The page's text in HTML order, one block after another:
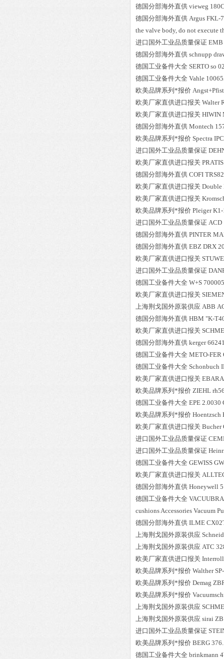
德国分部海外直供 vieweg
德国分部海外直供 Argus FKL-
the valve body, do not execute
进口国外工业品质量保证 EMB
德国分部海外直供 schnupp
德国工业备件大全 SERTO so
德国工业备件大全 Vahle
欧美品牌系列*报价
欧美厂家直供进口报关 Walter
欧美厂家直供进口报关 HIWIN
德国分部海外直供 Montech
欧美品牌系列*报价 Spectra
进口国外工业品质量保证
欧美厂家直供进口报关
德国分部海外直供 COFI
欧美厂家直供进口报关 Double
欧美厂家直供进口报关
欧美品牌系列*报价 Pleiger
进口国外工业品质量保证 ACD
德国分部海外直供 PINTER
德国分部海外直供 EBZ DRX
欧美厂家直供进口报关 STUWE
进口国外工业品质量保证
德国工业备件大全 W+S 700005
欧美厂家直供进口报关
上海荆戈国外原装供应 ABB
德国分部海外直供 HBM "K-
欧美厂家直供进口报关
德国分部海外直供 kerger
德国工业备件大全 METO-FER
德国工业备件大全 Schonbuch
欧美厂家直供进口报关 EBARA
欧美品牌系列*报价 ZIEHL
德国工业备件大全 EPE 2.0030
欧美品牌系列*报价 Hoentzsch
欧美厂家直供进口报关 Bucher
进口国外工业品质量保证
进口国外工业品质量保证
德国工业备件大全 GEWISS
欧美厂家直供进口报关
德国分部海外直供 Honeywell
德国工业备件大全
cushions Accessories Vacuum
德国分部海外直供 ILME
上海荆戈国外原装供应
上海荆戈国外原装供应 ATC
欧美厂家直供进口报关 Interroll
欧美品牌系列*报价 Walther
欧美品牌系列*报价 Demag
欧美品牌系列*报价
上海荆戈国外原装供应
上海荆戈国外原装供应 sirai
进口国外工业品质量保证
欧美品牌系列*报价 BERG
德国工业备件大全 brinkmann